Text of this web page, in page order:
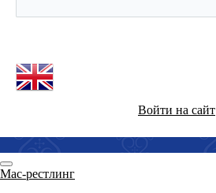
Войти на сайт
Мас-рестлинг